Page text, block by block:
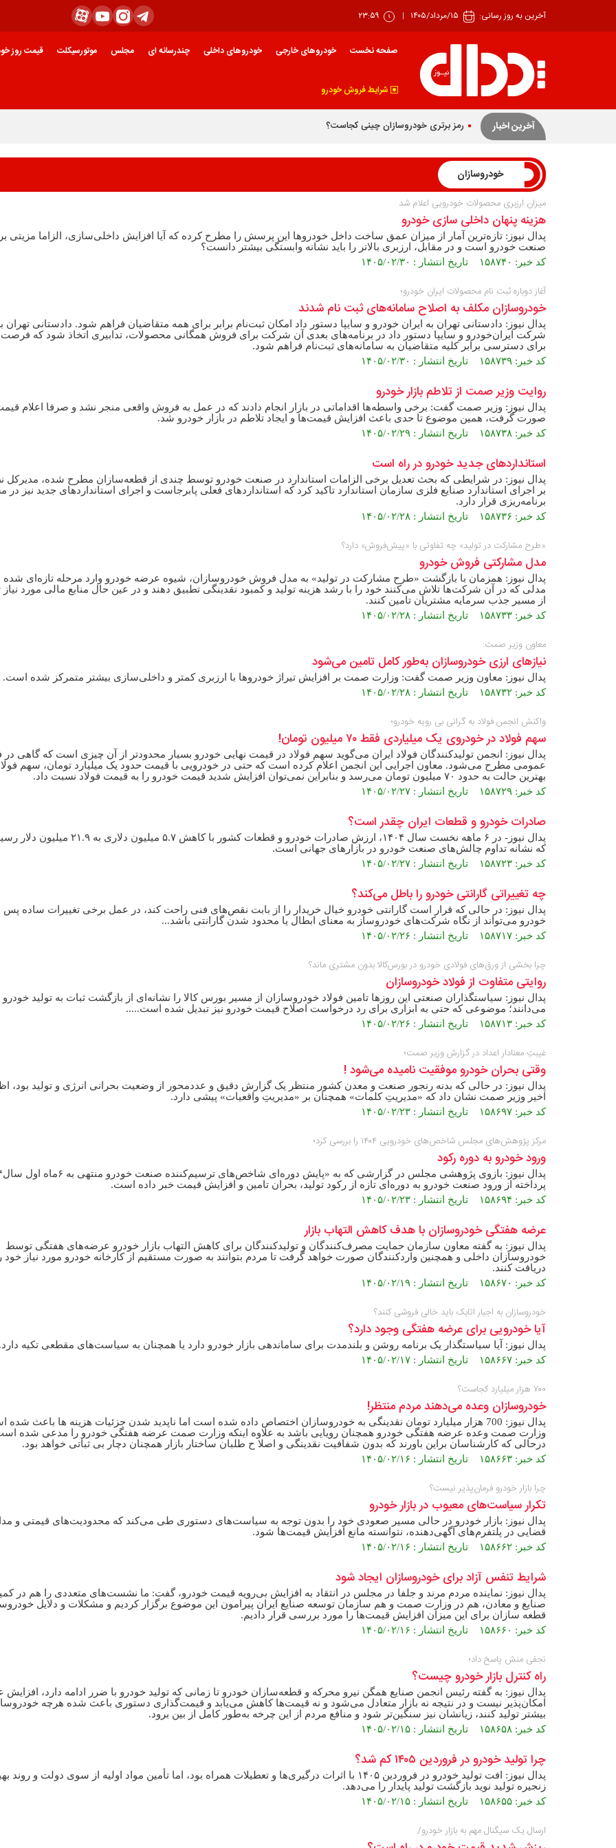
آخرین به روز رسانی: ۱۵/مرداد/۱۴۰۵ ۲۳:۵۹
صفحه نخست خودروهای خارجی خودروهای داخلی چندرسانه ای مجلس موتورسیکلت قیمت روز
شرایط فروش خودرو
آخرین اخبار
خودروسازان
میزان ارزبری محصولات خودرویی اعلام شد
هزینه پنهان داخلی سازی خودرو
پدال نیوز: تازه‌ترین آمار از میزان عمق ساخت داخل خودرو‌ها این پرسش را مطرح کرده که آیا افزایش داخلی‌سازی، الزاما مزیتی
صنعت خودرو است و در مقابل، ارزبری بالاتر را باید نشانه وابستگی بیشتر دانست؟
کد خبر: ۱۵۸۷۴۰ تاریخ انتشار : ۱۴۰۵/۰۲/۳۰
آغاز دوباره ثبت نام محصولات ایران خودرو؛
خودروسازان مکلف به اصلاح سامانه‌های ثبت نام شدند
پدال نیوز: دادستانی تهران به ایران خودرو و سایپا دستور داد امکان ثبت‌نام برابر برای همه متقاضیان فراهم شود. دادستانی تهران
شرکت ایران‌خودرو و سایپا دستور داد در برنامه‌های بعدی آن شرکت برای فروش همگانی محصولات، تدابیری اتخاذ شود که
برای دسترسی برابر کلیه متقاضیان به سامانه‌های ثبت‌نام فراهم شود.
کد خبر: ۱۵۸۷۳۹ تاریخ انتشار : ۱۴۰۵/۰۲/۳۰
روایت وزیر صمت از تلاطم بازار خودرو
پدال نیوز: وزیر صمت گفت: برخی واسطه‌ها اقداماتی در بازار انجام دادند که در عمل به فروش واقعی منجر نشد و صرفا اعلام
صورت گرفت، همین موضوع تا حدی باعث افزایش قیمت‌ها و ایجاد تلاطم در بازار خودرو شد.
کد خبر: ۱۵۸۷۳۸ تاریخ انتشار : ۱۴۰۵/۰۲/۲۹
استانداردهای جدید خودرو در راه است
پدال نیوز: در شرایطی که بحث تعدیل برخی الزامات استاندارد در صنعت خودرو توسط چندی از قطعه‌سازان مطرح شده، مدیرکل
بر اجرای استاندارد صنایع فلزی سازمان استاندارد تاکید کرد که استانداردهای فعلی پابرجاست و اجرای استانداردهای جدید نیز در
برنامه‌ریزی قرار دارد.
کد خبر: ۱۵۸۷۳۶ تاریخ انتشار : ۱۴۰۵/۰۲/۲۸
«طرح مشارکت در تولید» چه تفاوتی با «پیش‌فروش» دارد؟
مدل مشارکتی فروش خودرو
پدال نیوز: همزمان با بازگشت «طرح مشارکت در تولید» به مدل فروش خودروسازان، شیوه عرضه خودرو وارد مرحله تازه‌ای
مدلی که در آن شرکت‌ها تلاش می‌کنند خود را با رشد هزینه تولید و کمبود نقدینگی تطبیق دهند و در عین حال منابع مالی مورد نیاز
از مسیر جذب سرمایه مشتریان تامین کنند.
کد خبر: ۱۵۸۷۳۳ تاریخ انتشار : ۱۴۰۵/۰۲/۲۸
معاون وزیر صمت:
نیاز‌های ارزی خودروسازان به‌طور کامل تامین می‌شود
پدال نیوز: معاون وزیر صمت گفت: وزارت صمت بر افزایش تیراژ خودرو‌ها با ارزبری کمتر و داخلی‌سازی بیشتر متمرکز شده است.
کد خبر: ۱۵۸۷۳۲ تاریخ انتشار : ۱۴۰۵/۰۲/۲۸
واکنش انجمن فولاد به گرانی بی رویه خودرو؛
سهم فولاد در خودروی یک میلیاردی فقط ۷۰ میلیون تومان!
پدال نیوز: انجمن تولیدکنندگان فولاد ایران می‌گوید سهم فولاد در قیمت نهایی خودرو بسیار محدودتر از آن چیزی است که گاهی
عمومی مطرح می‌شود. معاون اجرایی این انجمن اعلام کرده است که حتی در خودرویی با قیمت حدود یک میلیارد تومان، سهم
بهترین حالت به حدود ۷۰ میلیون تومان می‌رسد و بنابراین نمی‌توان افزایش شدید قیمت خودرو را به قیمت فولاد نسبت داد.
کد خبر: ۱۵۸۷۲۹ تاریخ انتشار : ۱۴۰۵/۰۲/۲۷
صادرات خودرو و قطعات ایران چقدر است؟
پدال نیوز- در ۶ ماهه نخست سال ۱۴۰۴، ارزش صادرات خودرو و قطعات کشور با کاهش ۵.۷
که نشانه تداوم چالش‌های صنعت خودرو در بازار‌های جهانی است.
کد خبر: ۱۵۸۷۲۳ تاریخ انتشار : ۱۴۰۵/۰۲/۲۷
چه تغییراتی گارانتی خودرو را باطل می‌کند؟
پدال نیوز: در حالی که قرار است گارانتی خودرو خیال خریدار را از بابت نقص‌های فنی راحت کند، در عمل برخی تغییرات ساده پس
خودرو می‌تواند از نگاه شرکت‌های خودروساز به معنای ابطال یا محدود شدن گارانتی باشد...
کد خبر: ۱۵۸۷۱۷ تاریخ انتشار : ۱۴۰۵/۰۲/۲۶
چرا بخشی از ورق‌های فولادی خودرو در بورس‌کالا بدون مشتری ماند؟
روایتی متفاوت از فولاد خودروسازان
پدال نیوز: سیاستگذاران صنعتی این روز‌ها تامین فولاد خودروسازان از مسیر بورس کالا را نشانه‌ای از بازگشت ثبات به تولید خودرو
می‌دانند؛ موضوعی که حتی به ابزاری برای رد درخواست اصلاح قیمت خودرو نیز تبدیل شده است.....
کد خبر: ۱۵۸۷۱۳ تاریخ انتشار : ۱۴۰۵/۰۲/۲۶
غیبتِ معنادار اعداد در گزارش وزیر صمت؛
وقتی بحران خودرو موفقیت نامیده می‌شود !
پدال نیوز: در حالی که بدنه رنجور صنعت و معدن کشور منتظر یک گزارش دقیق و عدد‌محور از وضعیت بحرانی انرژی و تولید بود،
اخیر وزیر صمت نشان داد که «مدیریتِ کلمات» همچنان بر «مدیریتِ واقعیات» پیشی دارد.
کد خبر: ۱۵۸۶۹۷ تاریخ انتشار : ۱۴۰۵/۰۲/۲۳
مرکز پژوهش‌های مجلس شاخص‌های خودرویی ۱۴۰۴ را بررسی کرد؛
ورود خودرو به دوره رکود
پرداخته از ورود صنعت خودرو به دوره‌ای تازه از رکود تولید، بحران تامین و افزایش قیمت خبر داده است.
کد خبر: ۱۵۸۶۹۴ تاریخ انتشار : ۱۴۰۵/۰۲/۲۳
عرضه هفتگی خودروسازان با هدف کاهش التهاب بازار
پدال نیوز: به گفته معاون سازمان حمایت مصرف‌کنندگان و تولیدکنندگان برای کاهش التهاب بازار خودرو عرضه‌های هفتگی توسط
خودروسازان داخلی و همچنین واردکنندگان صورت خواهد گرفت تا مردم بتوانند به صورت مستقیم از کارخانه خودرو مورد نیاز خود را
دریافت کنند.
کد خبر: ۱۵۸۶۷۰ تاریخ انتشار : ۱۴۰۵/۰۲/۱۹
خودروسازان به اجبار اتابک باید خالی فروشی کنند؟
آیا خودرویی برای عرضه هفتگی وجود دارد؟
پدال نیوز: آیا سیاستگذار یک برنامه روشن و بلندمدت برای ساماندهی بازار خودرو دارد یا همچنان به سیاست‌های مقطعی تکیه دارد.
کد خبر: ۱۵۸۶۶۷ تاریخ انتشار : ۱۴۰۵/۰۲/۱۷
۷۰۰ هزار میلیارد کجاست؟
خودروسازان وعده می‌دهند مردم منتظر!
پدال نیوز: 700 هزار میلیارد تومان نقدینگی به خودروسازان اختصاص داده شده است اما ناپدید شدن جزئیات هزینه ها باعث شده
وزارت صمت وعده عرضه هفتگی خودرو همچنان رویایی باشد به علاوه اینکه وزارت صمت عرضه هفتگی خودرو را مدعی شده
درحالی که کارشناسان براین باورند که بدون شفافیت نقدینگی و اصلا ح طلبان ساختار بازار همچنان دچار بی ثباتی خواهد بود.
کد خبر: ۱۵۸۶۶۳ تاریخ انتشار : ۱۴۰۵/۰۲/۱۶
چرا بازار خودرو فرمان‌پذیر نیست؟
تکرار سیاست‌های معیوب در بازار خودرو
پدال نیوز: بازار خودرو در حالی مسیر صعودی خود را بدون توجه به سیاست‌های دستوری طی می‌کند که محدودیت‌های قیمتی و
قضایی در پلتفرم‌های آگهی‌دهنده، نتوانسته مانع افزایش قیمت‌ها شود.
کد خبر: ۱۵۸۶۶۲ تاریخ انتشار : ۱۴۰۵/۰۲/۱۶
شرایط تنفس آزاد برای خودروسازان ایجاد شود
پدال نیوز: نماینده مردم مرند و جلفا در مجلس در انتقاد به افزایش بی‌رویه قیمت خودرو، گفت: ما نشست‌های متعددی را هم در
صنایع و معادن، هم در وزارت صمت و هم سازمان توسعه صنایع ایران پیرامون این موضوع برگزار کردیم و مشکلات و دلایل
قطعه سازان برای این میزان افزایش قیمت‌ها را مورد بررسی قرار دادیم.
کد خبر: ۱۵۸۶۶۰ تاریخ انتشار : ۱۴۰۵/۰۲/۱۶
نجفی منش پاسخ داد؛
راه کنترل بازار خودرو چیست؟
پدال نیوز: به گفته رئیس انجمن صنایع همگن نیرو محرکه و قطعه‌سازان خودرو تا زمانی که تولید خودرو با ضرر ادامه دارد،
امکان‌پذیر نیست و در نتیجه نه بازار متعادل می‌شود و نه قیمت‌ها کاهش می‌یابد و قیمت‌گذاری دستوری باعث شده هرچه
بیشتر تولید کنند، زیانشان نیز سنگین‌تر شود و منافع مردم از این چرخه به‌طور کامل از بین برود.
کد خبر: ۱۵۸۶۵۸ تاریخ انتشار : ۱۴۰۵/۰۲/۱۵
چرا تولید خودرو در فروردین ۱۴۰۵ کم شد؟
پدال نیوز: افت تولید خودرو در فروردین ۱۴۰۵ با اثرات درگیری‌ها و تعطیلات همراه بود، اما تأمین مواد اولیه از سوی دولت و روند
زنجیره تولید نوید بازگشت تولید پایدار را می‌دهد.
کد خبر: ۱۵۸۶۵۵ تاریخ انتشار : ۱۴۰۵/۰۲/۱۵
ارسال یک سیگنال مهم به بازار خودرو/